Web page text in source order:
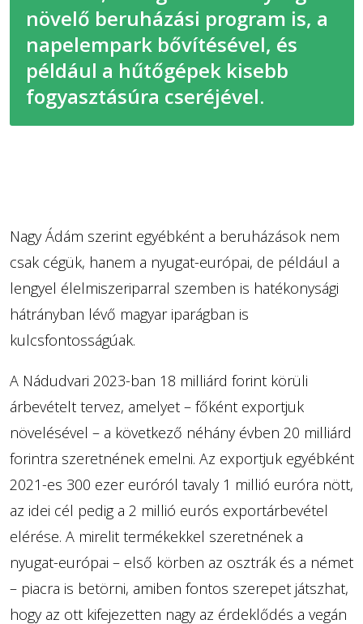
növelő beruházási program is, a
napelempark bővítésével, és
például a hűtőgépek kisebb
fogyasztásúra cseréjével.
Nagy Ádám szerint egyébként a beruházások nem
csak cégük, hanem a nyugat-európai, de például a
lengyel élelmiszeriparral szemben is hatékonysági
hátrányban lévő magyar iparágban is
kulcsfontosságúak.
A Nádudvari 2023-ban 18 milliárd forint körüli
árbevételt tervez, amelyet – főként exportjuk
növelésével – a következő néhány évben 20 milliárd
forintra szeretnének emelni. Az exportjuk egyébként
2021-es 300 ezer euróról tavaly 1 millió euróra nött,
az idei cél pedig a 2 millió eurós exportárbevétel
elérése. A mirelit termékekkel szeretnének a
nyugat-európai – első körben az osztrák és a német
– piacra is betörni, amiben fontos szerepet játszhat,
hogy az ott kifejezetten nagy az érdeklődés a vegán